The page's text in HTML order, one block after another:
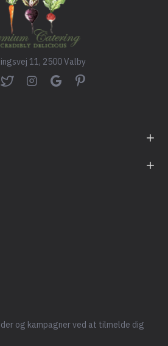
11, 2500 Valby
og kampagner ved at tilmelde dig